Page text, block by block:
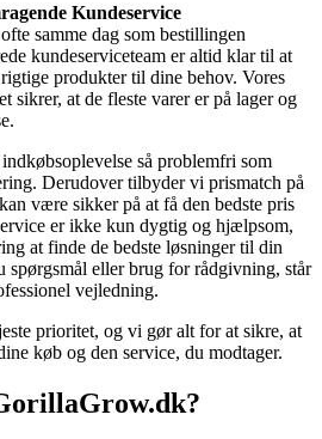
Kundeservice
samme dag som bestillingen
kundeserviceteam er altid klar til at
produkter til dine behov. Vores
sikrer, at de fleste varer er på lager og
så problemfri som
Derudover tilbyder vi prismatch på
være sikker på at få den bedste pris
er ikke kun dygtig og hjælpsom,
at finde de bedste løsninger til din
spørgsmål eller brug for rådgivning, står
vejledning.
prioritet, og vi gør alt for at sikre, at
køb og den service, du modtager.